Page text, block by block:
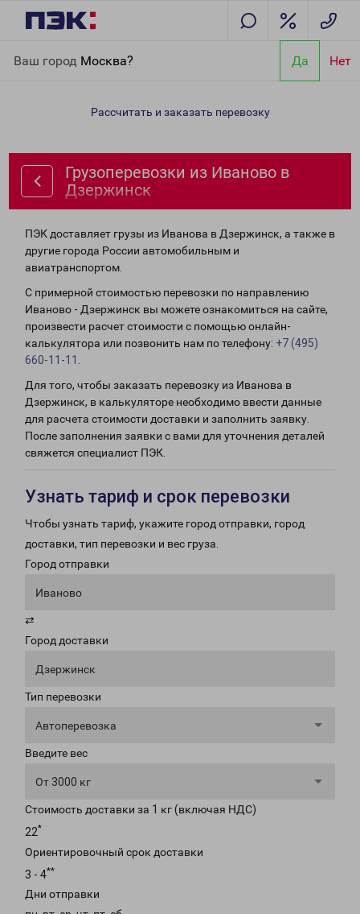
Ваш город Москва? Да Нет
Дзержинск
Рассчитать и заказать перевозку
Грузоперевозки из Иваново в
Дзержинск
ПЭК доставляет грузы из Иванова в Дзержинск, а также в
другие города России автомобильным и
авиатранспортом.
С примерной стоимостью перевозки по направлению
Иваново - Дзержинск вы можете ознакомиться на сайте,
произвести расчет стоимости с помощью онлайн-
калькулятора или позвонить нам по телефону: +7 (495)
660-11-11
Для того, чтобы заказать перевозку из Иванова в
Дзержинск, в калькуляторе необходимо ввести данные
для расчета стоимости доставки и заполнить заявку.
После заполнения заявки с вами для уточнения деталей
свяжется специалист ПЭК.
Узнать тариф и срок перевозки
Чтобы узнать тариф, укажите город отправки, город
доставки, тип перевозки и вес груза.
Город отправки
Иваново
⇄
Город доставки
Дзержинск
Тип перевозки
Автоперевозка
Введите вес
От 3000 кг
Стоимость доставки за 1 кг (включая НДС)
22*
Ориентировочный срок доставки
3 - 4**
Дни отправки